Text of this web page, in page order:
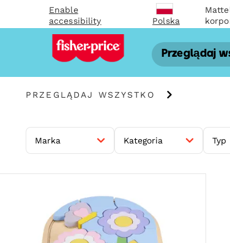
Enable
accessibility
Polska
Przeglądaj
Przeglądaj
PRZEGLĄDAJ WSZYSTKO
Marka Kategoria Typ